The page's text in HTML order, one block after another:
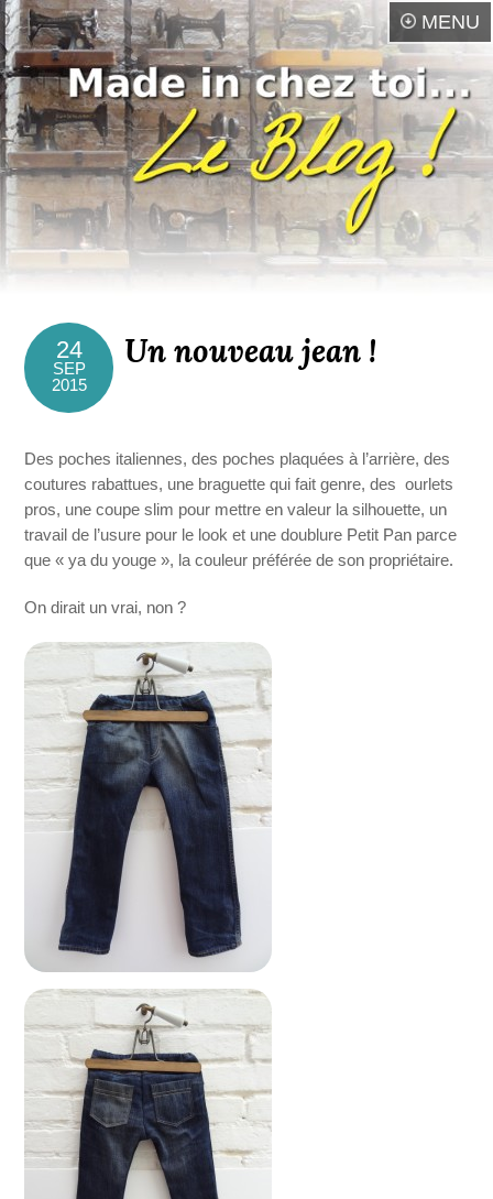
MENU
24
SEP
2015
Un nouveau jean !
Des poches italiennes, des poches plaquées à l’arrière, des
coutures rabattues, une braguette qui fait genre, des ourlets
pros, une coupe slim pour mettre en valeur la silhouette, un
travail de l’usure pour le look et une doublure Petit Pan parce
que « ya du youge », la couleur préférée de son propriétaire.
On dirait un vrai, non ?